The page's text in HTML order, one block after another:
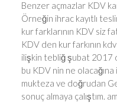
Benzer açmazlar KDV
Örneğin ihrac kayıtlı
kur farklarının KDV siz
KDV den kur farkının
ilişkin tebliğ şubat 2017
bu KDV nin ne
mukteza ve doğrudan
sonuç almaya çalıştım.